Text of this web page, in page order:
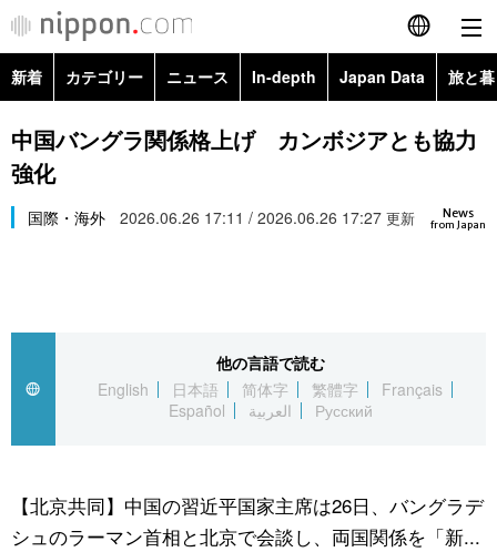
English
简体字
Русский
カテゴリー
経済・ビジネス
国際
文化
トップ
アーカイブ
In-depth
Japan Data
動画/Live
新着 カテゴリー ニュース In-depth Japan Data 旅と
政治・外交
経済・ビジネス
スポーツ・東京2020
Topics
中国バングラ関係格上げ カンボジアとも協力
強化
News
from Japan
国際・海外 2026.06.26 17:11 / 2026.06.26 17:27 更新
他の言語で読む
English
日本語 简体字 繁體字
Français
Español
العربية Русский
【北京共同】中国の習近平国家主席は26日、バングラデ
シュのラーマン首相と北京で会談し、両国関係を「新...